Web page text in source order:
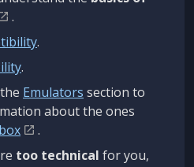
.
.
.
Emulators section to
about the ones
.
too technical for you,